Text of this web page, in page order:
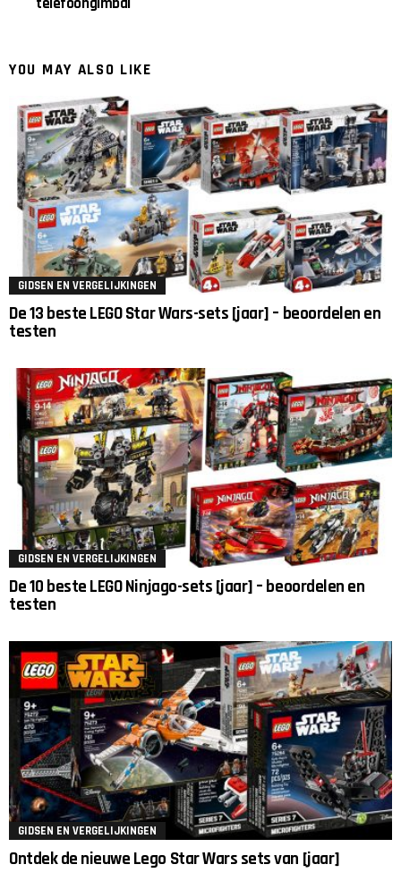
YOU MAY ALSO LIKE
GIDSEN EN VERGELIJKINGEN
De 13 beste LEGO Star Wars-sets [jaar] – beoordelen en
testen
GIDSEN EN VERGELIJKINGEN
De 10 beste LEGO Ninjago-sets [jaar] – beoordelen en
testen
GIDSEN EN VERGELIJKINGEN
Ontdek de nieuwe Lego Star Wars sets van [jaar]